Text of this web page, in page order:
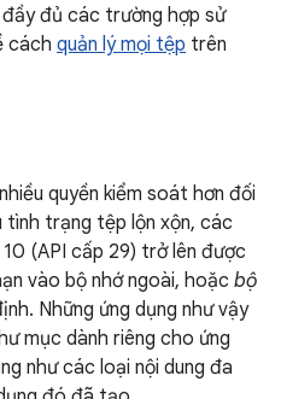
đủ các trường hợp sử
cách quản lý mọi tệp trên
quyền kiểm soát hơn đối
trạng tệp lộn xộn, các
(API cấp 29) trở lên được
vào bộ nhớ ngoài, hoặc bộ
Những ứng dụng như vậy
mục dành riêng cho ứng
như các loại nội dung đa